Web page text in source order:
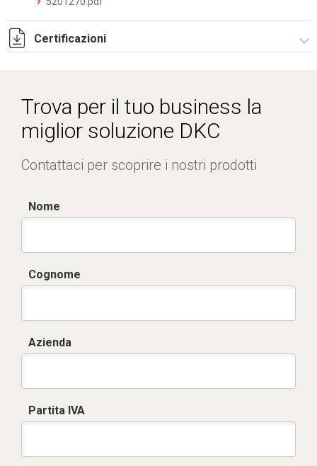
Certificazioni
Trova per il tuo business la
miglior soluzione DKC
Contattaci per scoprire i nostri prodotti
Nome
Cognome
Azienda
Partita IVA